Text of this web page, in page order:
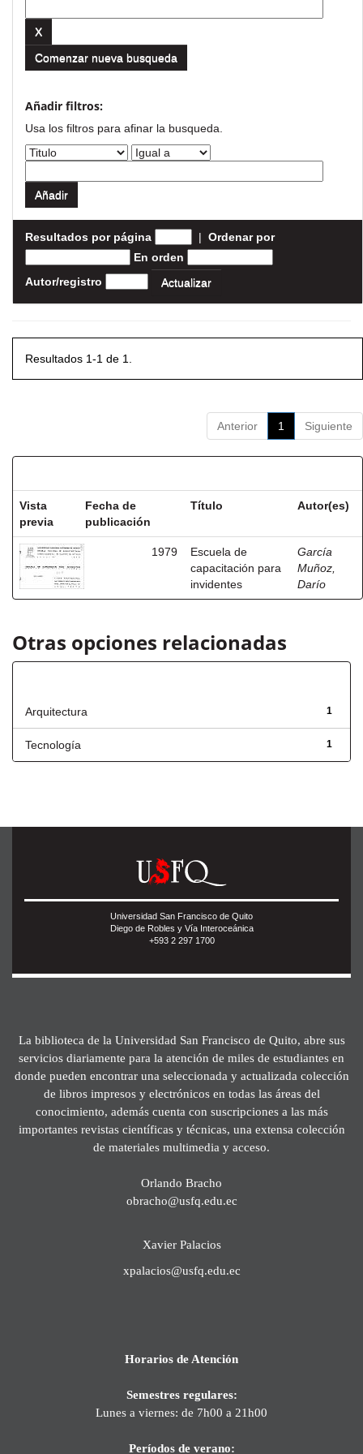
Comenzar nueva busqueda
Añadir filtros:
Usa los filtros para afinar la busqueda.
Resultados por página | Ordenar por
En orden
Autor/registro
Resultados 1-1 de 1.
Anterior 1 Siguiente
Vista
previa
Fecha de
publicación
Título Autor(es)
1979
Escuela de
capacitación para
invidentes
García
Muñoz,
Darío
Otras opciones relacionadas
1
Arquitectura
1
Tecnología
Universidad San Francisco de Quito
Diego de Robles y Vía Interoceánica
+593 2 297 1700
La biblioteca de la Universidad San Francisco de Quito, abre sus
servicios diariamente para la atención de miles de estudiantes en
donde pueden encontrar una seleccionada y actualizada colección
de libros impresos y electrónicos en todas las áreas del
conocimiento, además cuenta con suscripciones a las más
importantes revistas científicas y técnicas, una extensa colección
de materiales multimedia y acceso.
Orlando Bracho
obracho@usfq.edu.ec
Xavier Palacios
xpalacios@usfq.edu.ec
Horarios de Atención
Semestres regulares:
Lunes a viernes: de 7h00 a 21h00
Períodos de verano: